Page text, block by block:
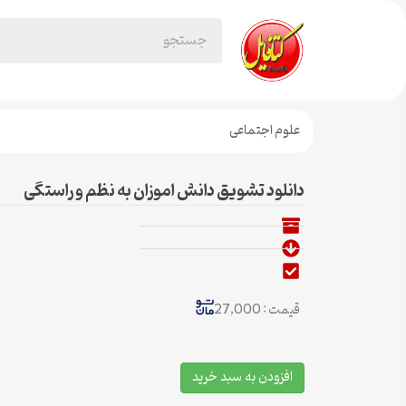
علوم اجتماعی
دانلود تشویق دانش اموزان به نظم و راستگی
قیمت : 27,000
افزودن به سبد خرید